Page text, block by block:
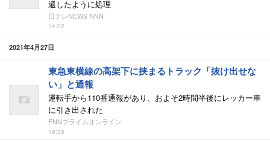
還したように処理
日テレNEWS NNN
14:02
2021年4月27日
東急東横線の高架下に挟まるトラック「抜け出せな
い」と通報
運転手から110番通報があり、およそ2時間半後にレッカー車
に引き出された
FNNプライムオンライン
18:39